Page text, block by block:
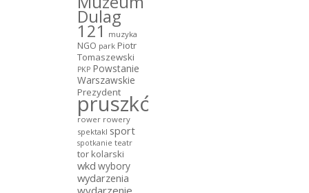
Dulag
121 muzyka
NGO park Piotr
Tomaszewski
PKP Powstanie
Warszawskie
Prezydent
pruszków
rower rowery
spektakl sport
spotkanie teatr
tor kolarski
wkd wybory
wydarzenia
wydarzenie